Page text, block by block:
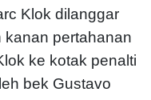
Klok dilanggar
kanan pertahanan
ke kotak penalti
bek Gustavo